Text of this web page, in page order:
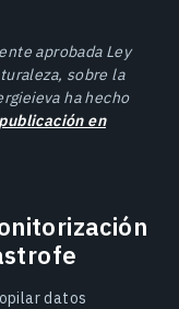
aprobada Ley
sobre la
ha hecho
publicación en
datos